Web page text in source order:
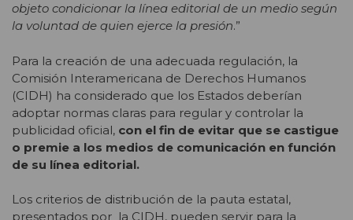
objeto condicionar la línea editorial de un medio según
la voluntad de quien ejerce la presión.”
Para la creación de una adecuada regulación, la
Comisión Interamericana de Derechos Humanos
(CIDH) ha considerado que los Estados deberían
adoptar normas claras para regular y controlar la
publicidad oficial, con el fin de evitar que se castigue
o premie a los medios de comunicación en función
de su línea editorial.
Los criterios de distribución de la pauta estatal,
presentados por la CIDH, pueden servir para la